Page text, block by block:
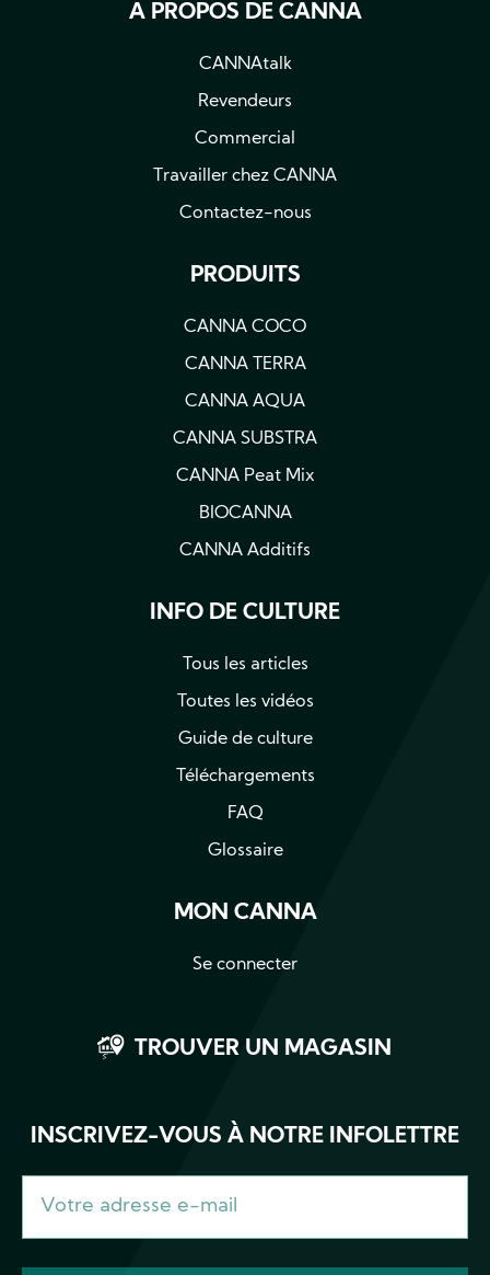
A PROPOS DE CANNA
CANNAtalk
Revendeurs
Commercial
Travailler chez CANNA
Contactez-nous
PRODUITS
CANNA COCO
CANNA TERRA
CANNA AQUA
CANNA SUBSTRA
CANNA Peat Mix
BIOCANNA
CANNA Additifs
INFO DE CULTURE
Tous les articles
Toutes les vidéos
Guide de culture
Téléchargements
FAQ
Glossaire
MON CANNA
Se connecter
TROUVER UN MAGASIN
INSCRIVEZ-VOUS À NOTRE INFOLETTRE